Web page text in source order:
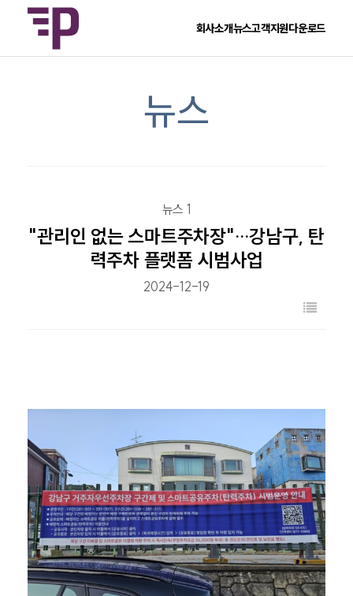
회사소개뉴스고객지원다운로드
뉴스
뉴스 1
"관리인 없는 스마트주차장"…강남구, 탄
력주차 플랫폼 시범사업
2024-12-19